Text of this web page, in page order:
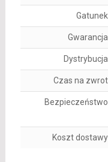
Gatunek
Gwarancja
Dystrybucja
Czas na zwrot
Bezpieczeństwo
Koszt dostawy